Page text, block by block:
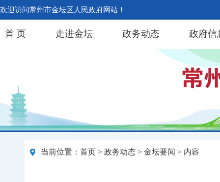
欢迎访问常州市金坛区人民政府网站！
首 页 走进金坛 政务动态 政府信
当前位置： 首页 > 政务动态 > 金坛要闻 > 内容